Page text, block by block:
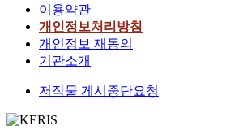
이용약관
개인정보처리방침
개인정보 재동의
기관소개
저작물 게시중단요청